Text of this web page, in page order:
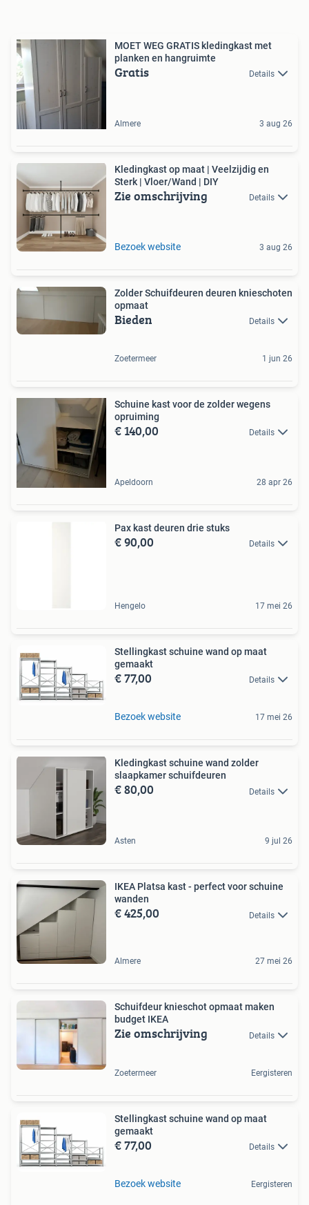
MOET WEG GRATIS kledingkast met
planken en hangruimte
Gratis Details
Almere 3 aug 26
Kledingkast op maat | Veelzijdig en
Sterk | Vloer/Wand | DIY
Zie omschrijving Details
Bezoek website 3 aug 26
Zolder Schuifdeuren deuren knieschoten
opmaat
Bieden Details
Zoetermeer 1 jun 26
Schuine kast voor de zolder wegens
opruiming
€ 140,00 Details
Apeldoorn 28 apr 26
Pax kast deuren drie stuks
€ 90,00 Details
Hengelo 17 mei 26
Stellingkast schuine wand op maat
gemaakt
€ 77,00 Details
Bezoek website 17 mei 26
Kledingkast schuine wand zolder
slaapkamer schuifdeuren
€ 80,00 Details
Asten 9 jul 26
IKEA Platsa kast - perfect voor schuine
wanden
€ 425,00 Details
Almere 27 mei 26
Schuifdeur knieschot opmaat maken
budget IKEA
Zie omschrijving Details
Zoetermeer Eergisteren
Stellingkast schuine wand op maat
gemaakt
€ 77,00 Details
Bezoek website Eergisteren